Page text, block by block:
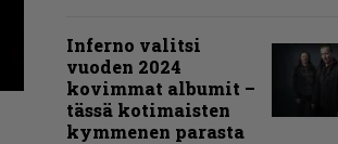
Inferno valitsi
vuoden 2024
kovimmat albumit –
tässä kotimaisten
kymmenen parasta